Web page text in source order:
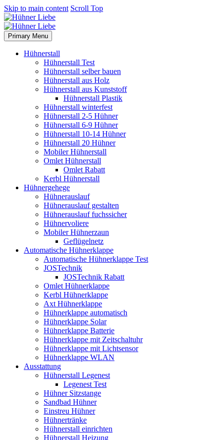
Skip to main content Scroll Top
Primary Menu
Hühnerstall
Hühnerstall Test
Hühnerstall selber bauen
Hühnerstall aus Holz
Hühnerstall aus Kunststoff
Hühnerstall Plastik
Hühnerstall winterfest
Hühnerstall 2-5 Hühner
Hühnerstall 6-9 Hühner
Hühnerstall 10-14 Hühner
Hühnerstall 20 Hühner
Mobiler Hühnerstall
Omlet Hühnerstall
Omlet Rabatt
Kerbl Hühnerstall
Hühnergehege
Hühnerauslauf
Hühnerauslauf gestalten
Hühnerauslauf fuchssicher
Hühnervoliere
Mobiler Hühnerzaun
Geflügelnetz
Automatische Hühnerklappe
Automatische Hühnerklappe Test
JOSTechnik
JOSTechnik Rabatt
Omlet Hühnerklappe
Kerbl Hühnerklappe
Axt Hühnerklappe
Hühnerklappe automatisch
Hühnerklappe Solar
Hühnerklappe Batterie
Hühnerklappe mit Zeitschaltuhr
Hühnerklappe mit Lichtsensor
Hühnerklappe WLAN
Ausstattung
Hühnerstall Legenest
Legenest Test
Hühner Sitzstange
Sandbad Hühner
Einstreu Hühner
Hühnertränke
Hühnerstall einrichten
Hühnerstall Heizung